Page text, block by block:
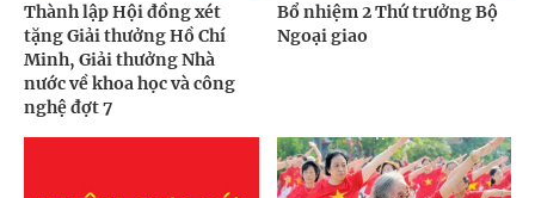
Thành lập Hội đồng xét
tặng Giải thưởng Hồ Chí
Minh, Giải thưởng Nhà
nước về khoa học và công
nghệ đợt 7
Bổ nhiệm 2 Thứ trưởng Bộ
Ngoại giao